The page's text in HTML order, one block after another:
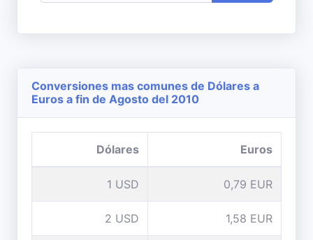
Conversiones mas comunes de Dólares a
Euros a fin de Agosto del 2010
Dólares Euros
1 USD 0,79 EUR
2 USD 1,58 EUR